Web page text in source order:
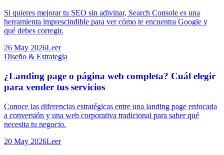
Si quieres mejorar tu SEO sin adivinar, Search Console es una
herramienta imprescindible para ver cómo te encuentra Google y
qué debes corregir.
26 May 2026Leer
Diseño & Estrategia
¿Landing page o página web completa? Cuál elegir
para vender tus servicios
Conoce las diferencias estratégicas entre una landing page enfocada
a conversión y una web corporativa tradicional para saber qué
necesita tu negocio.
20 May 2026Leer